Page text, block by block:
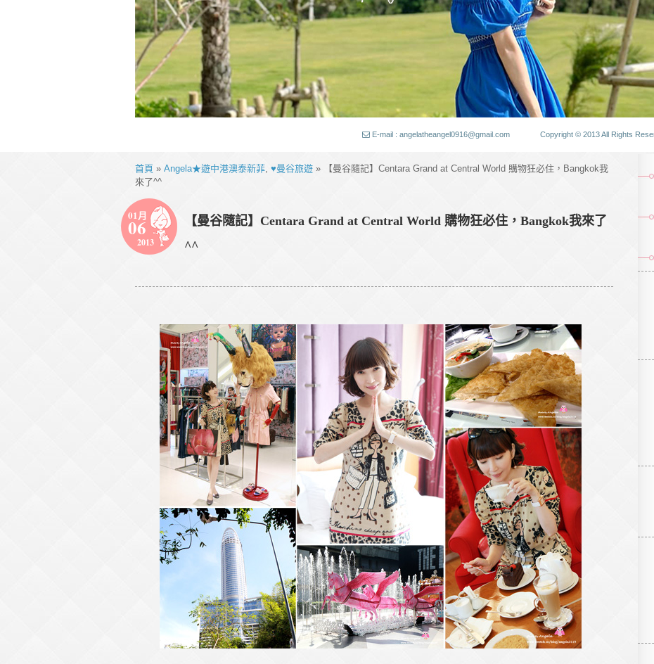
E-mail : angelatheangel0916@gmail.com Copyright © 2013 All Rights
首頁 » Angela★遊中港澳泰新菲, ♥曼谷旅遊 » 【曼谷隨記】Centara Grand at Central World 購物狂必住，Bangkok我
來了^^
01月
06
2013
【曼谷隨記】Centara Grand at Central World 購物狂必住，Bangkok我來了
^^